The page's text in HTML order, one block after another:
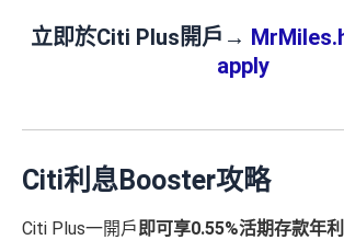
立即於Citi Plus開戶→
apply
Citi利息Booster攻略
Citi Plus一開戶即可享0.55%活期存款年